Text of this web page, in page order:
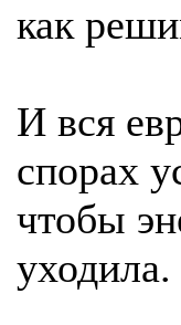
как
И вся
спорах
чтобы
уходила.